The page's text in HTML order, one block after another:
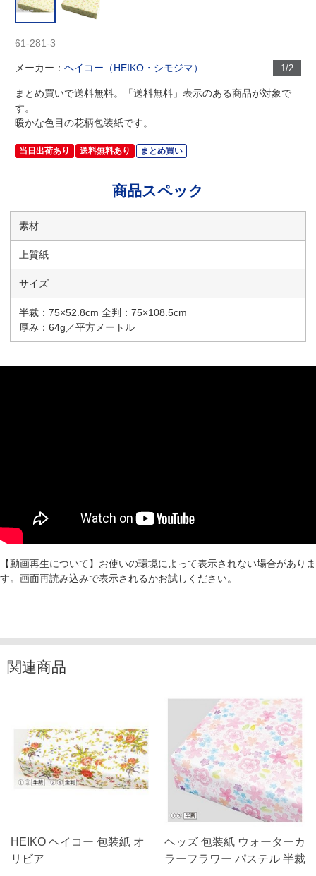
1/2
61-281-3
メーカー：ヘイコー（HEIKO・シモジマ）
まとめ買いで送料無料。「送料無料」表示のある商品が対象で
す。
暖かな色目の花柄包装紙です。
当日出荷あり 送料無料あり まとめ買い
商品スペック
素材
上質紙
サイズ
半裁：75×52.8cm 全判：75×108.5cm
厚み：64g／平方メートル
【動画再生について】お使いの環境によって表示されない場合がありま
す。画面再読み込みで表示されるかお試しください。
関連商品
HEIKO ヘイコー 包装紙 オ
リビア
ヘッズ 包装紙 ウォーターカ
ラーフラワー パステル 半裁